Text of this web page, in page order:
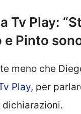
Tv Play:
Pinto
meno che
Play, per